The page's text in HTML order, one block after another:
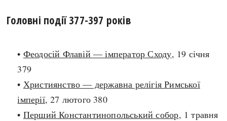
Головні події 377-397 років
• Феодосій Флавій — імператор Сходу, 19 січня
379
• Християнство — державна релігія Римської
імперії, 27 лютого 380
• Перший Константинопольський собор, 1 травня